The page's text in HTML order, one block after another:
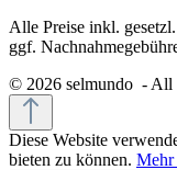
Alle Preise inkl.
ggf.
© 2026 selmundo - All
Diese Website
bieten zu können. Mehr